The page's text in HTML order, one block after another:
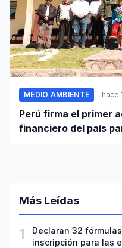
MEDIO AMBIENTE hace
Perú firma el primer
financiero del país
Más Leídas
1
Declaran 32
inscripción para las